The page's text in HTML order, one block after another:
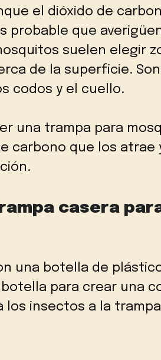
el dióxido de
probable que
suelen elegir
de la superficie.
codos y el cuello.
una trampa para
carbono que los atrae
casera
una botella de
botella para crear una
los insectos a la